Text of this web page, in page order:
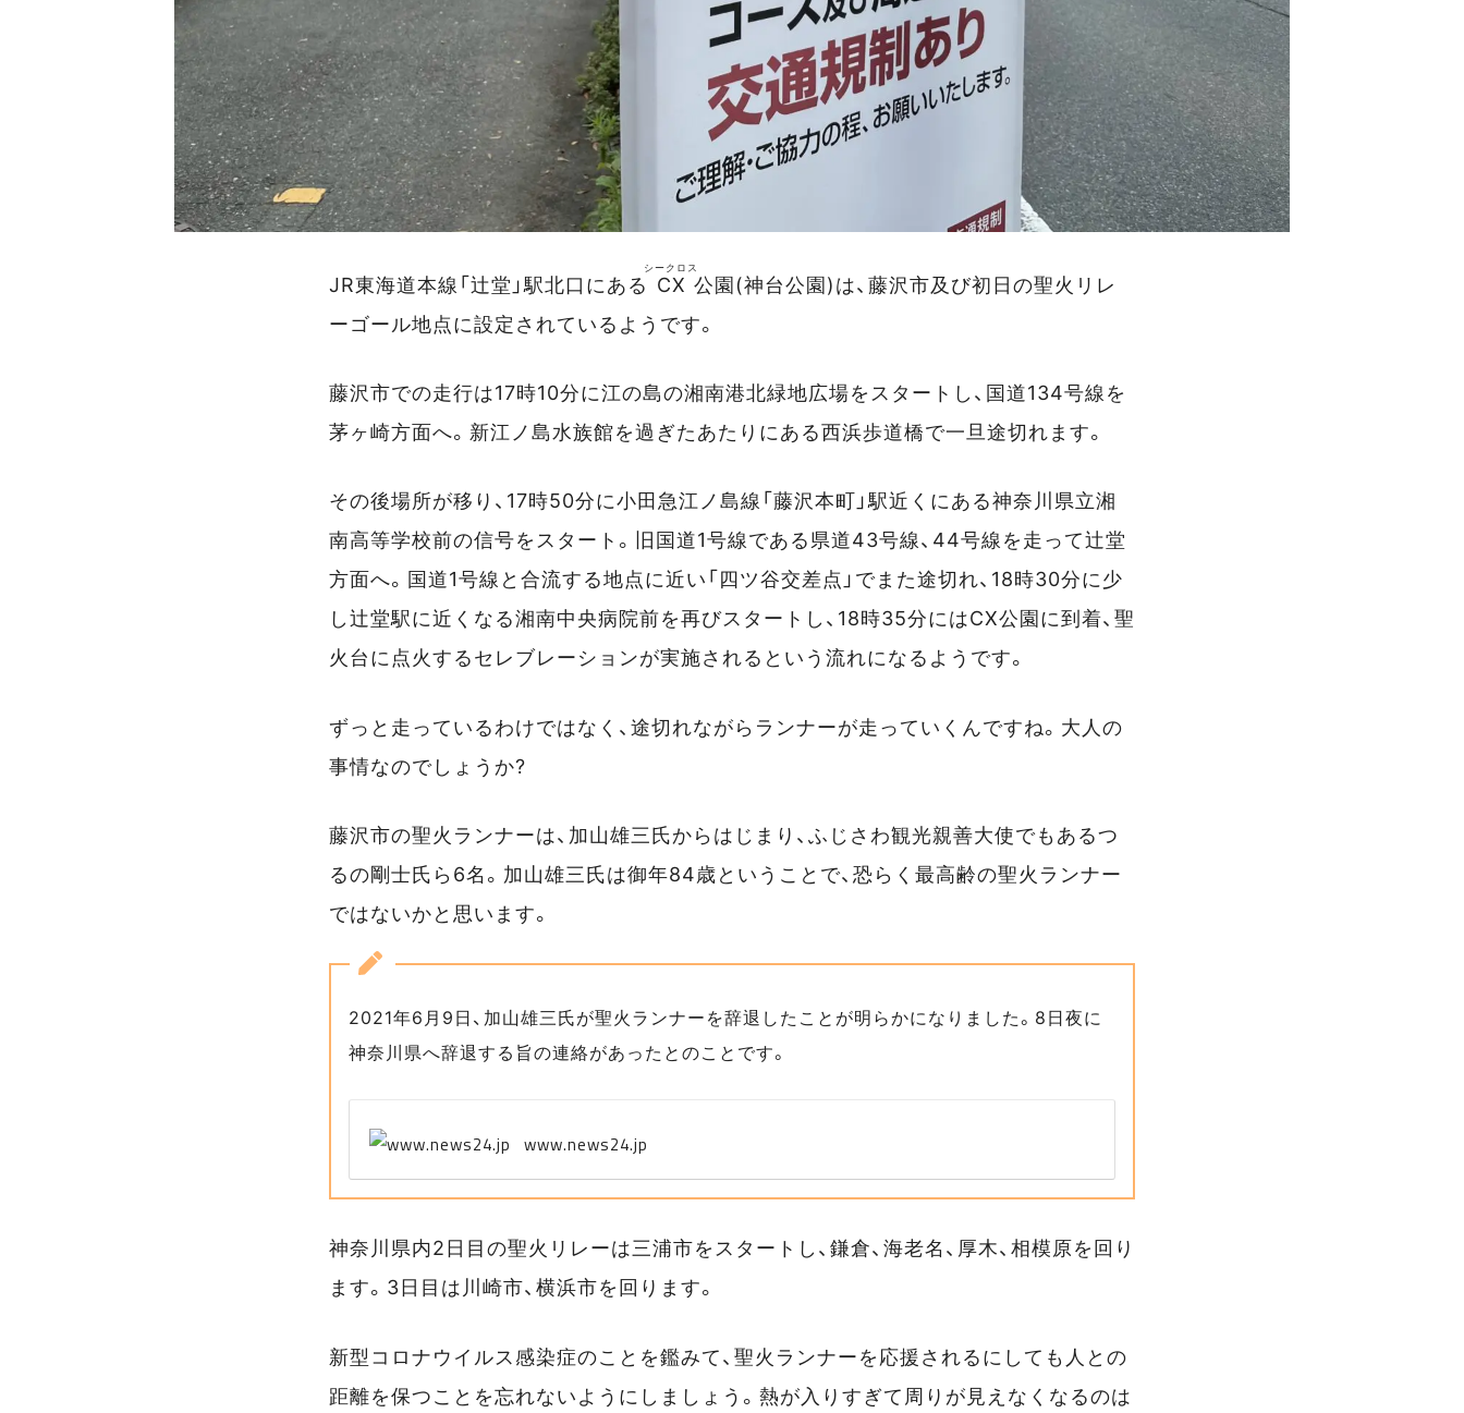
JR東海道本線「辻堂」駅北口にある CX
シークロス
公園(神台公園)は、藤沢市及び初日の聖火リレ
ーゴール地点に設定されているようです。
藤沢市での走行は17時10分に江の島の湘南港北緑地広場をスタートし、国道134号線を
茅ヶ崎方面へ。新江ノ島水族館を過ぎたあたりにある西浜歩道橋で一旦途切れます。
その後場所が移り、17時50分に小田急江ノ島線「藤沢本町」駅近くにある神奈川県立湘
南高等学校前の信号をスタート。旧国道1号線である県道43号線、44号線を走って辻堂
方面へ。国道1号線と合流する地点に近い「四ツ谷交差点」でまた途切れ、18時30分に少
し辻堂駅に近くなる湘南中央病院前を再びスタートし、18時35分にはCX公園に到着、聖
火台に点火するセレブレーションが実施されるという流れになるようです。
ずっと走っているわけではなく、途切れながらランナーが走っていくんですね。大人の
事情なのでしょうか?
藤沢市の聖火ランナーは、加山雄三氏からはじまり、ふじさわ観光親善大使でもあるつ
るの剛士氏ら6名。加山雄三氏は御年84歳ということで、恐らく最高齢の聖火ランナー
ではないかと思います。
2021年6月9日、加山雄三氏が聖火ランナーを辞退したことが明らかになりました。8日夜に
神奈川県へ辞退する旨の連絡があったとのことです。
www.news24.jp
神奈川県内2日目の聖火リレーは三浦市をスタートし、鎌倉、海老名、厚木、相模原を回り
ます。3日目は川崎市、横浜市を回ります。
新型コロナウイルス感染症のことを鑑みて、聖火ランナーを応援されるにしても人との
距離を保つことを忘れないようにしましょう。熱が入りすぎて周りが見えなくなるのは